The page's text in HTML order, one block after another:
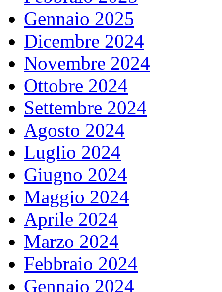
Gennaio 2025
Dicembre 2024
Novembre 2024
Ottobre 2024
Settembre 2024
Agosto 2024
Luglio 2024
Giugno 2024
Maggio 2024
Aprile 2024
Marzo 2024
Febbraio 2024
Gennaio 2024